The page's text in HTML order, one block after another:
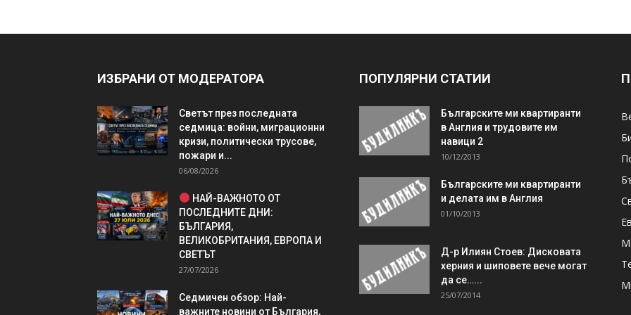
ИЗБРАНИ ОТ МОДЕРАТОРА
Светът през последната
седмица: войни, миграционни
кризи, политически трусове,
пожари и...
06/08/2026
НАЙ-ВАЖНОТО ОТ
ПОСЛЕДНИТЕ ДНИ:
БЪЛГАРИЯ,
ВЕЛИКОБРИТАНИЯ, ЕВРОПА И
СВЕТЪТ
27/07/2026
Седмичен обзор: Най-
важните новини от България,
ПОПУЛЯРНИ СТАТИИ
Българските ми квартиранти
в Англия и трудовите им
навици 2
10/12/2013
Българските ми квартиранти
и делата им в Англия
01/10/2013
Д-р Илиян Стоев: Дисковата
херния и шиповете вече могат
да се…...
25/07/2014